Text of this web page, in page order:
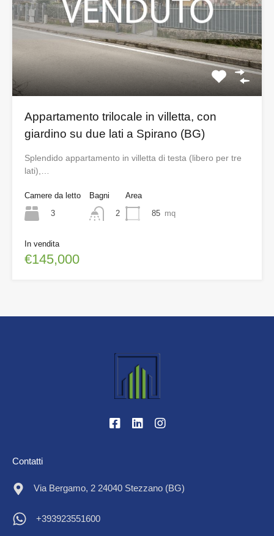
Appartamento trilocale in villetta, con
giardino su due lati a Spirano (BG)
Splendido appartamento in villetta di testa (libero per tre
lati),…
Camere da letto
3
Bagni
2
Area
85 mq
In vendita
€145,000
Contatti
Via Bergamo, 2 24040 Stezzano (BG)
+393923551600